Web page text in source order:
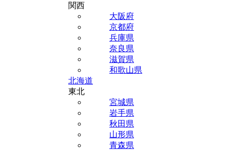
関西
大阪府
京都府
兵庫県
奈良県
滋賀県
和歌山県
北海道
東北
宮城県
岩手県
秋田県
山形県
青森県